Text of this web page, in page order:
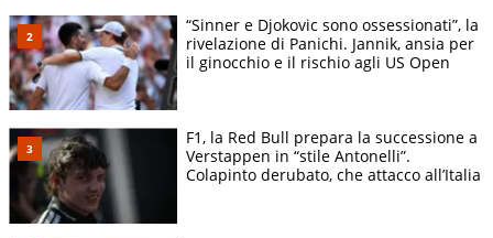
“Sinner e Djokovic sono ossessionati”, la
rivelazione di Panichi. Jannik, ansia per
il ginocchio e il rischio agli US Open
F1, la Red Bull prepara la successione a
Verstappen in “stile Antonelli”.
Colapinto derubato, che attacco all’Italia